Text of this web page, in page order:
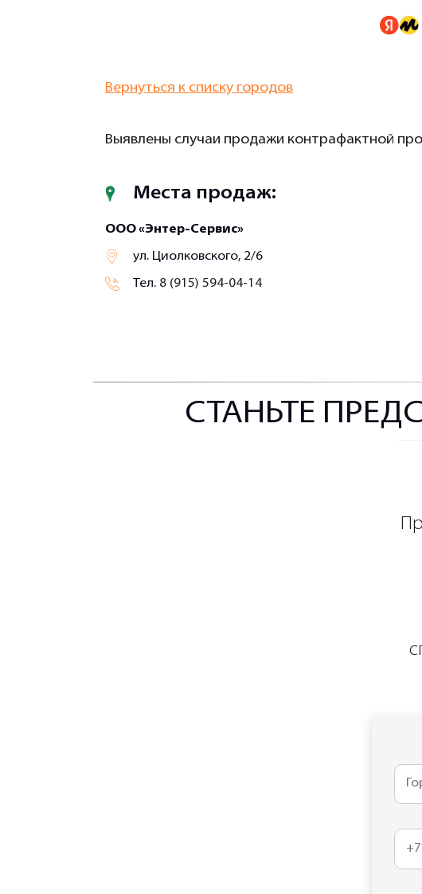
Вернуться к списку городов
Выявлены случаи продажи контрафактной
Места продаж:
ООО «Энтер-Сервис»
ул. Циолковского, 2/6
Тел. 8 (915) 594-04-14
СТАНЬТЕ